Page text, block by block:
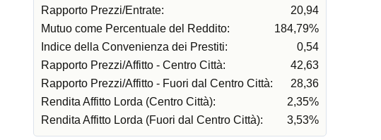
Rapporto Prezzi/Entrate:
20,94
Mutuo come Percentuale del Reddito:
184,79%
Indice della Convenienza dei Prestiti:
0,54
Rapporto Prezzi/Affitto - Centro Città:
42,63
Rapporto Prezzi/Affitto - Fuori dal Centro Città:
28,36
Rendita Affitto Lorda (Centro Città):
2,35%
Rendita Affitto Lorda (Fuori dal Centro Città):
3,53%